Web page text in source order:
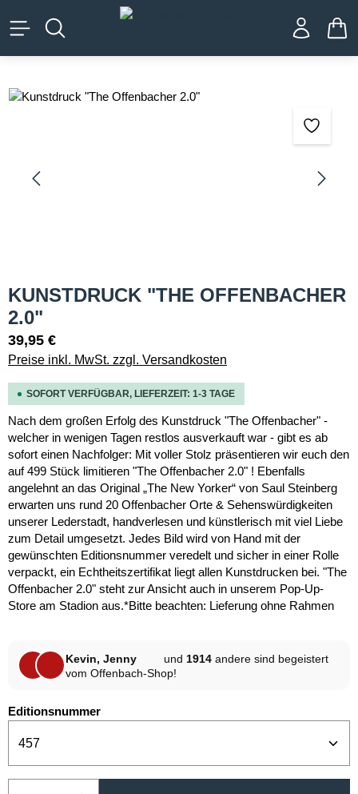
springen
Bildergalerie überspringen
KUNSTDRUCK "THE OFFENBACHER
2.0"
39,95 €
Preise inkl. MwSt. zzgl. Versandkosten
SOFORT VERFÜGBAR, LIEFERZEIT: 1-3 TAGE
Nach dem großen Erfolg des Kunstdruck "The Offenbacher" -
welcher in wenigen Tagen restlos ausverkauft war - gibt es ab
sofort einen Nachfolger: Mit voller Stolz präsentieren wir euch den
auf 499 Stück limitieren "The Offenbacher 2.0" ! Ebenfalls
angelehnt an das Original „The New Yorker“ von Saul Steinberg
erwarten uns rund 20 Offenbacher Orte & Sehenswürdigkeiten
unserer Lederstadt, handverlesen und künstlerisch mit viel Liebe
zum Detail umgesetzt. Jedes Bild wird von Hand mit der
gewünschten Editionsnummer veredelt und sicher in einer Rolle
verpackt, ein Echtheitszertifikat liegt allen Kunstdrucken bei. "The
Offenbacher 2.0" steht zur Ansicht auch in unserem Pop-Up-
Store am Stadion aus.*Bitte beachten: Lieferung ohne Rahmen
Kevin, Jenny und 1914 andere sind begeistert
vom Offenbach-Shop!
Editionsnummerauswählen